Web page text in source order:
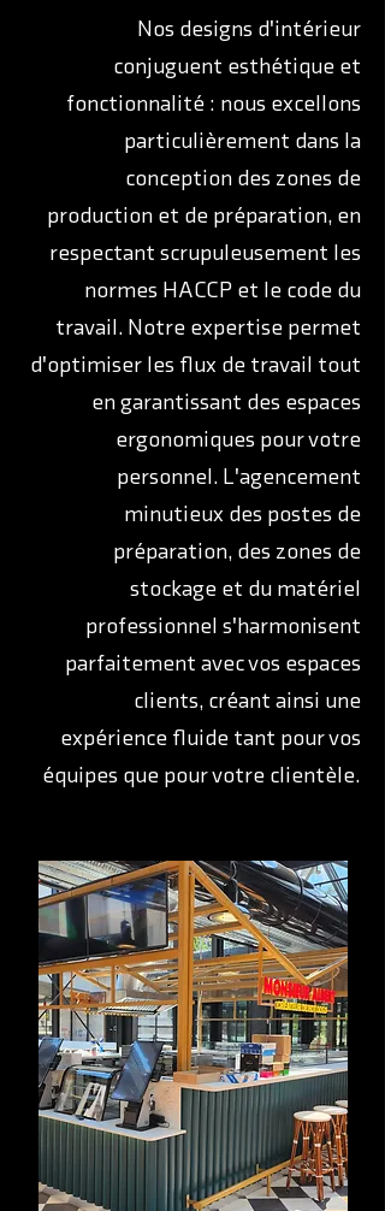
Nos designs d'intérieur
conjuguent esthétique et
fonctionnalité : nous excellons
particulièrement dans la
conception des zones de
production et de préparation, en
respectant scrupuleusement les
normes HACCP et le code du
travail. Notre expertise permet
d'optimiser les flux de travail tout
en garantissant des espaces
ergonomiques pour votre
personnel. L'agencement
minutieux des postes de
préparation, des zones de
stockage et du matériel
professionnel s'harmonisent
parfaitement avec vos espaces
clients, créant ainsi une
expérience fluide tant pour vos
équipes que pour votre clientèle.